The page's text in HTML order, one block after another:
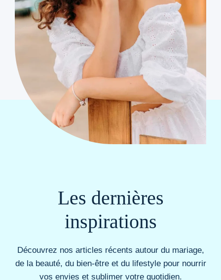
Les dernières
inspirations
Découvrez nos articles récents autour du mariage,
de la beauté, du bien-être et du lifestyle pour nourrir
vos envies et sublimer votre quotidien.